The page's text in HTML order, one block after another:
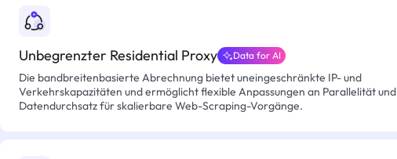
Unbegrenzter Residential Proxy Data for AI
Die bandbreitenbasierte Abrechnung bietet uneingeschränkte IP- und
Verkehrskapazitäten und ermöglicht flexible Anpassungen an Parallelität und
Datendurchsatz für skalierbare Web-Scraping-Vorgänge.